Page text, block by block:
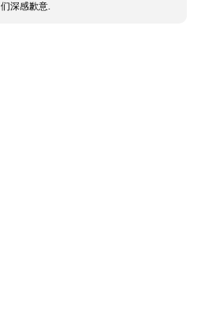
们深感歉意.